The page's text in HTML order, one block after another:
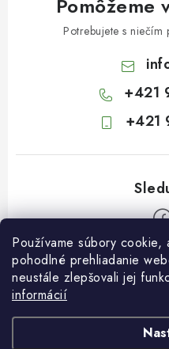
Používame súbory cookie,
pohodlné prehliadanie
neustále zlepšovali jej
informácií
Pomôžeme
Potrebujete s niečím
+421
+421
Informácie pre vás